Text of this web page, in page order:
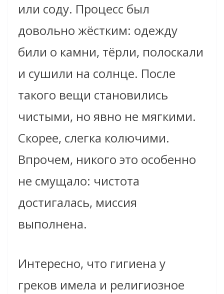
или соду. Процесс был
довольно жёстким: одежду
били о камни, тёрли, полоскали
и сушили на солнце. После
такого вещи становились
чистыми, но явно не мягкими.
Скорее, слегка колючими.
Впрочем, никого это особенно
не смущало: чистота
достигалась, миссия
выполнена.
Интересно, что гигиена у
греков имела и религиозное